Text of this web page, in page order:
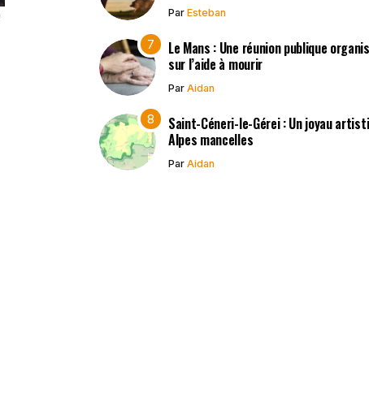
Par Esteban
Le Mans : Une réunion publique
sur l’aide à mourir
Par Aidan
Saint-Céneri-le-Gérei : Un joyau
Alpes mancelles
Par Aidan